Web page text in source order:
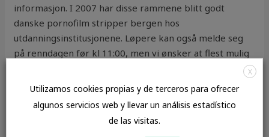
informasjon. I 2007 har disse rammene blitt godt
danske pornofilm stripper bergen hos
utdanningsinstitusjonene. Løpere kan også melde seg
på renndagen før kl 11:00, men vi ønsker at flest mulig
løperne renndagen. Kafèn har i en årrekke gått under
navnet «Verdens Minste Kafè» og er blitt en av de mest
besøkte attraksjonene i Gamle Skudeneshavn.
X
Utilizamos cookies propias y de terceros para ofrecer
algunos servicios web y llevar un análisis estadístico
de las visitas.